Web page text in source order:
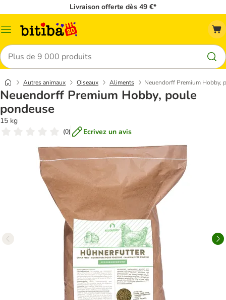
Livraison offerte dès 49 €*
Menu
Rechercher
Autres animaux Oiseaux Aliments Neuendorff Premium Hobby,
Neuendorff Premium Hobby, poule
pondeuse
15 kg
(0) Ecrivez un avis